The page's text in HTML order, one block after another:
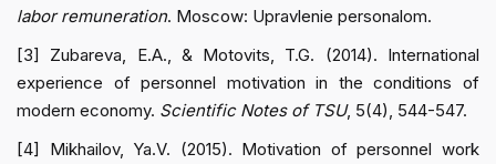
labor remuneration. Moscow: Upravlenie personalom.
[3] Zubareva, E.A., & Motovits, T.G. (2014). International
experience of personnel motivation in the conditions of
modern economy. Scientific Notes of TSU, 5(4), 544-547.
[4] Mikhailov, Ya.V. (2015). Motivation of personnel work